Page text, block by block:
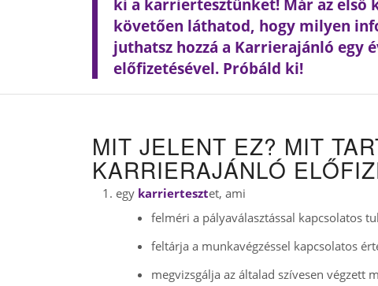
ki a karriertesztünket! Már az első
követően láthatod, hogy milyen
juthatsz hozzá a Karrierajánló egy
előfizetésével. Próbáld ki!
MIT JELENT EZ? MIT
KARRIERAJÁNLÓ
egy karriertesztet, ami
felméri a pályaválasztással kapcsolatos
feltárja a munkavégzéssel kapcsolatos
megvizsgálja az általad szívesen végzett